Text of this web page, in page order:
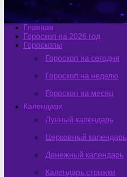
Главная
Гороскоп на 2026 год
Гороскопы
Гороскоп на сегодня
Гороскоп на неделю
Гороскоп на месяц
Календари
Лунный календарь
Церковный календарь
Денежный календарь
Календарь стрижки